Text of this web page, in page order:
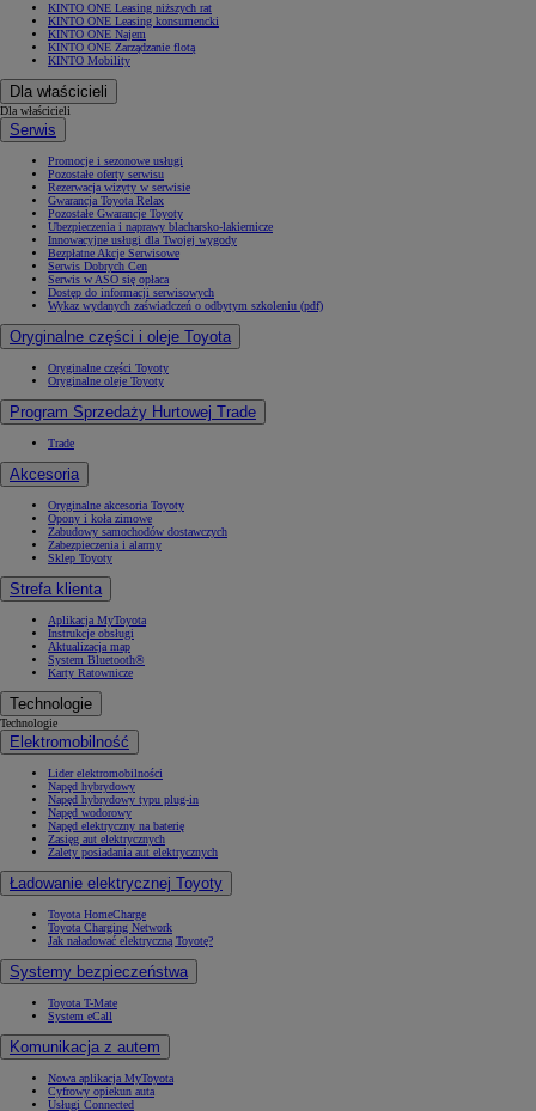
KINTO ONE Leasing niższych rat
KINTO ONE Leasing konsumencki
KINTO ONE Najem
KINTO ONE Zarządzanie flotą
KINTO Mobility
Dla właścicieli
Dla właścicieli
Serwis
Promocje i sezonowe usługi
Pozostałe oferty serwisu
Rezerwacja wizyty w serwisie
Gwarancja Toyota Relax
Pozostałe Gwarancje Toyoty
Ubezpieczenia i naprawy blacharsko-lakiernicze
Innowacyjne usługi dla Twojej wygody
Bezpłatne Akcje Serwisowe
Serwis Dobrych Cen
Serwis w ASO się opłaca
Dostęp do informacji serwisowych
Wykaz wydanych zaświadczeń o odbytym szkoleniu (pdf)
Oryginalne części i oleje Toyota
Oryginalne części Toyoty
Oryginalne oleje Toyoty
Program Sprzedaży Hurtowej Trade
Trade
Akcesoria
Oryginalne akcesoria Toyoty
Opony i koła zimowe
Zabudowy samochodów dostawczych
Zabezpieczenia i alarmy
Sklep Toyoty
Strefa klienta
Aplikacja MyToyota
Instrukcje obsługi
Aktualizacja map
System Bluetooth®
Karty Ratownicze
Technologie
Technologie
Elektromobilność
Lider elektromobilności
Napęd hybrydowy
Napęd hybrydowy typu plug-in
Napęd wodorowy
Napęd elektryczny na baterię
Zasięg aut elektrycznych
Zalety posiadania aut elektrycznych
Ładowanie elektrycznej Toyoty
Toyota HomeCharge
Toyota Charging Network
Jak naładować elektryczną Toyotę?
Systemy bezpieczeństwa
Toyota T-Mate
System eCall
Komunikacja z autem
Nowa aplikacja MyToyota
Cyfrowy opiekun auta
Usługi Connected